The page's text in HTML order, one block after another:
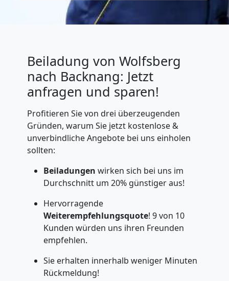
Beiladung von Wolfsberg
nach Backnang: Jetzt
anfragen und sparen!
Profitieren Sie von drei überzeugenden
Gründen, warum Sie jetzt kostenlose &
unverbindliche Angebote bei uns einholen
sollten:
Beiladungen wirken sich bei uns im
Durchschnitt um 20% günstiger aus!
Hervorragende
Weiterempfehlungsquote! 9 von 10
Kunden würden uns ihren Freunden
empfehlen.
Sie erhalten innerhalb weniger Minuten
Rückmeldung!